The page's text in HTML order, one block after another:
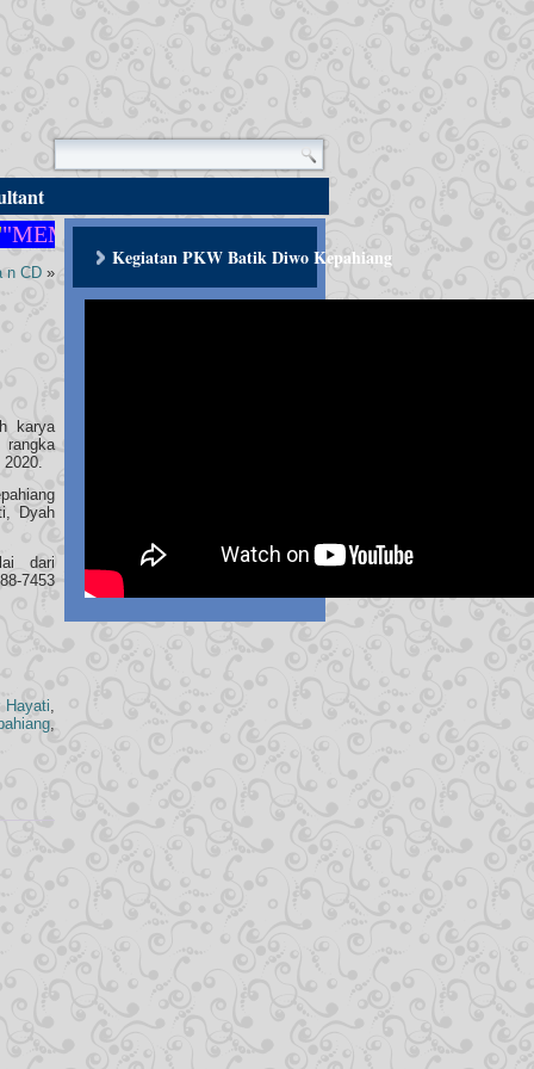
PERADABAN YANG BERMARTABAT"
n CD »
karya
Dyah
dari
7453
Hayati,
,
Kegiatan PKW Batik Diwo Kepahiang